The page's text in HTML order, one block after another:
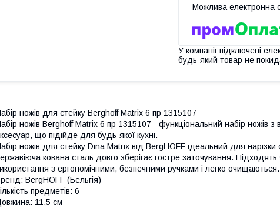
У компанії підключені
будь-який товар не
ножів для стейку Berghoff Matrix 6 пр 1315107
ножів Berghoff Matrix 6 пр 1315107 - функціональний набір ножів з
що підійде для будь-якої кухні.
ножів для стейку Dina Matrix від BergHOFF ідеальний для нарізки
кована сталь довго зберігає гостре заточування.
з ергономічними, безпечними ручками і легко
BergHOFF (Бельгія)
предметів: 6
11,5 см